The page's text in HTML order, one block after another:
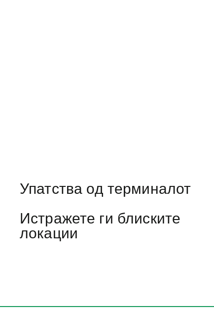
Упатства од терминалот
Истражете ги блиските
локации